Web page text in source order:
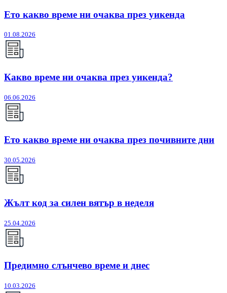
Ето какво време ни очаква през уикенда
01.08.2026
Какво време ни очаква през уикенда?
06.06.2026
Ето какво време ни очаква през почивните дни
30.05.2026
Жълт код за силен вятър в неделя
25.04.2026
Предимно слънчево време и днес
10.03.2026